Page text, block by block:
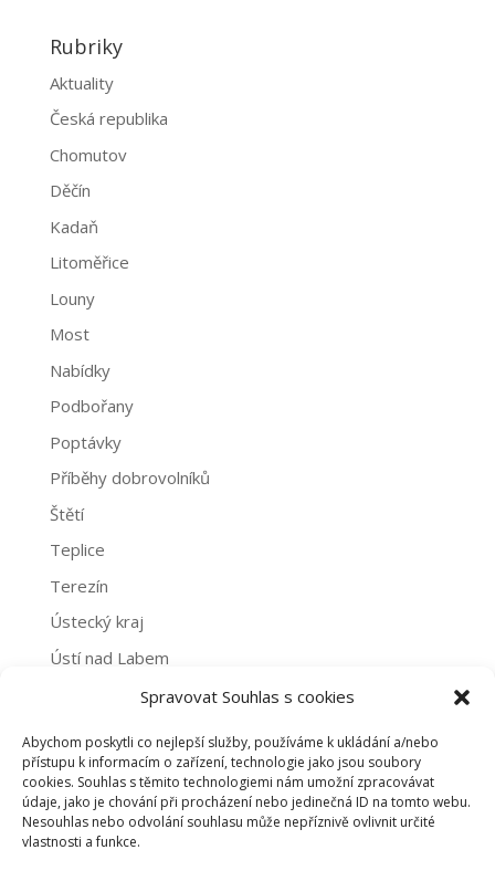
Spravovat Souhlas s cookies
Abychom poskytli co nejlepší služby, používáme k ukládání a/nebo
přístupu k informacím o zařízení, technologie jako jsou soubory
cookies. Souhlas s těmito technologiemi nám umožní zpracovávat
údaje, jako je chování při procházení nebo jedinečná ID na tomto webu.
Nesouhlas nebo odvolání souhlasu může nepříznivě ovlivnit určité
vlastnosti a funkce.
Rubriky
Aktuality
Česká republika
Chomutov
Děčín
Kadaň
Litoměřice
Louny
Most
Nabídky
Podbořany
Poptávky
Příběhy dobrovolníků
Štětí
Teplice
Terezín
Ústecký kraj
Ústí nad Labem
Archivy
Archivy